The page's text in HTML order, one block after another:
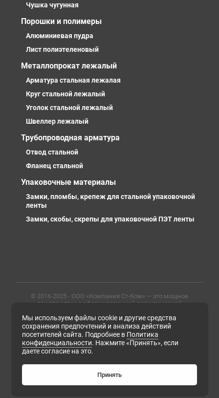
Чушка чугунная
Порошки и полимеры
Алюминиевая пудра
Лист полиэтеленовый
Металлопрокат лежалый
Арматура стальная лежалая
Круг стальной лежалый
Уголок стальной лежалый
Швеллер лежалый
Трубопроводная арматура
Отвод стальной
Фланец стальной
Упаковочные материалы
Замки, пломбы, крепеж для стальной упаковочной
ленты
Замки, скобы, скрепы для упаковочной ПЭТ ленты
© 2016-2025 - ООО «Компания Ст-Ком» — это мощное
предприятие с сформированной логистической
профессиональными сотрудниками. Предлагаем
металлопрокат любых марок, типов и размеров с
доставкой в России и СНГ
ИНН 6679102638, ОГРН 1169658133171
Согласие на обработку персональных данных
Согласие на получение рассылки рекламно-
информационных материалов
Мы используем файлы cookie и другие средства
сохранения предпочтений и анализа действий
посетителей сайта. Подробнее в Политика
конфиденциальности. Нажмите «Принять», если
даете согласие на это.
Принять